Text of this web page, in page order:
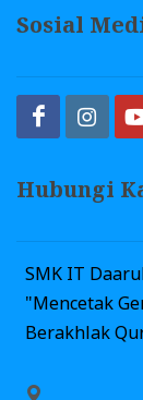
Sosial
Hubungi
SMK IT
"Mencetak
Berakhlak